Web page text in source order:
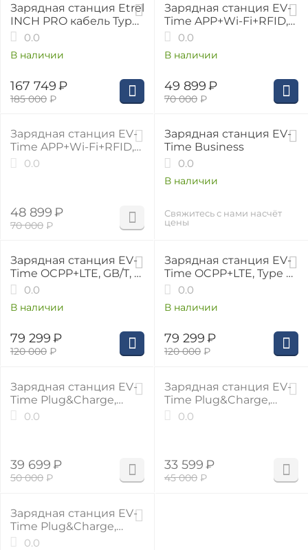
Зарядная станция Etrel
INCH PRO кабель Type
2, 3 фазы, 32A, 22 кВт, 5
0.0
В наличии
185 000 ₽
167 749₽
Зарядная станция EV-
Time APP+Wi-Fi+RFID,
GB/T, 3 фазы, 32А, 22
0.0
В наличии
70 000 ₽
49 899₽
Зарядная станция EV-
Time APP+Wi-Fi+RFID,
Type 2, 3 фазы, 32А, 22
0.0
70 000 ₽
48 899₽
Зарядная станция EV-
Time Business
0.0
В наличии
Свяжитесь с нами насчёт
цены
Зарядная станция EV-
Time OCPP+LTE, GB/T, 3
фазы, 32А, 22 кВт
0.0
В наличии
120 000 ₽
79 299₽
Зарядная станция EV-
Time OCPP+LTE, Type 2,
3 фазы, 32А, 22 кВт
0.0
В наличии
120 000 ₽
79 299₽
Зарядная станция EV-
Time Plug&Charge,
GB/T, 3 фазы, 32А, 22
0.0
50 000 ₽
39 699₽
Зарядная станция EV-
Time Plug&Charge,
Type 1, 1 фаза, 32А, 7.4
0.0
45 000 ₽
33 599₽
Зарядная станция EV-
Time Plug&Charge,
Type 2, 3 фазы, 32А, 22
0.0